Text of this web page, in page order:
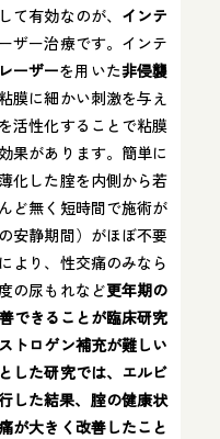
て有効なのが、 インテ
ザー治療です。インテ
ーザーを用いた非侵襲
膜に細かい刺激を与え
活性化することで粘膜
果があります。簡単に
化した腟を内側から若
ど無く短時間で施術が
安静期間）がほぼ不要
より、性交痛のみなら
の尿もれなど更年期の
できることが臨床研究
トロゲン補充が難しい
した研究では、エルビ
した結果、腟の健康状
が大きく改善したこと